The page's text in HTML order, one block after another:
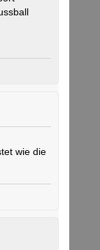
wie die